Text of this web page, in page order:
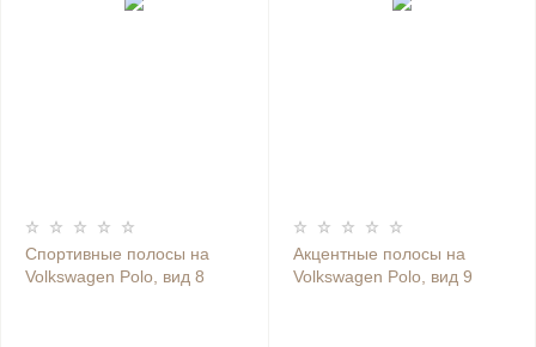
Спортивные полосы на
Volkswagen Polo, вид 8
Акцентные полосы на
Volkswagen Polo, вид 9